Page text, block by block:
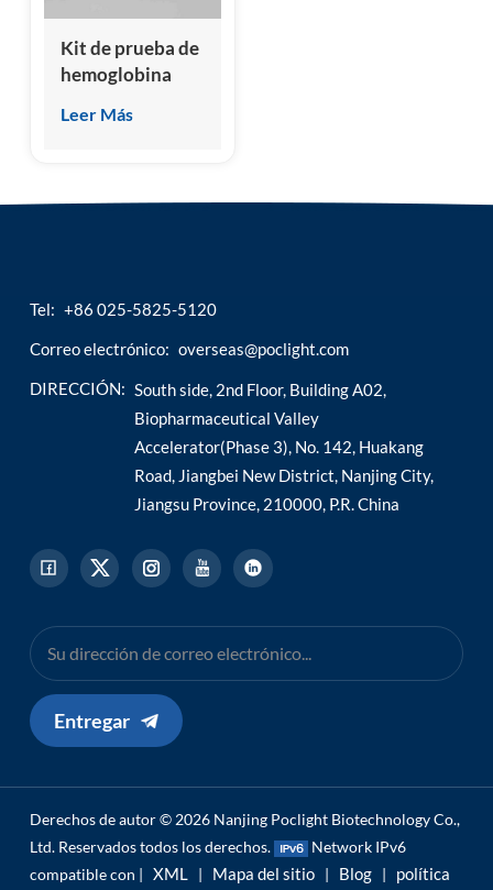
Kit de prueba de
hemoglobina
canina y felina
quimioluminiscencia
Leer Más
Tel: +86 025-5825-5120
Correo electrónico: overseas@poclight.com
DIRECCIÓN: South side, 2nd Floor, Building A02,
Biopharmaceutical Valley
Accelerator(Phase 3), No. 142, Huakang
Road, Jiangbei New District, Nanjing City,
Jiangsu Province, 210000, P.R. China
Entregar
Derechos de autor © 2026 Nanjing Poclight Biotechnology Co.,
Ltd. Reservados todos los derechos.
Network IPv6
compatible con | XML | Mapa del sitio | Blog | política